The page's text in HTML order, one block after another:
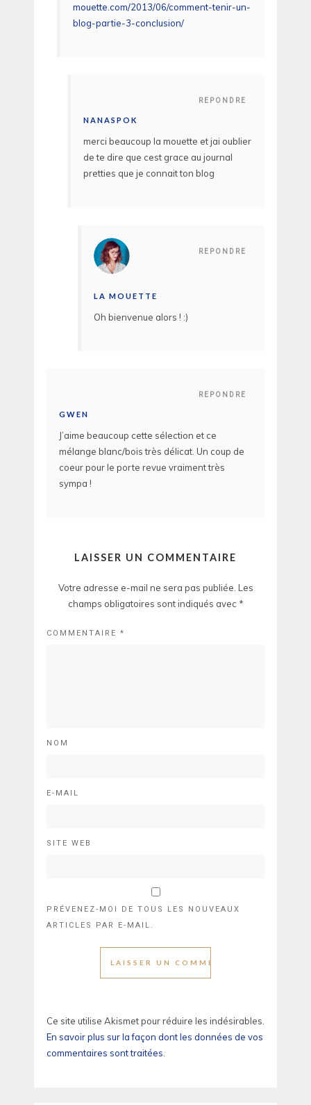
mouette.com/2013/06/comment-tenir-un-
blog-partie-3-conclusion/
REPONDRE
NANASPOK
merci beaucoup la mouette et jai oublier
de te dire que cest grace au journal
pretties que je connait ton blog
REPONDRE
LA MOUETTE
Oh bienvenue alors ! :)
REPONDRE
GWEN
J’aime beaucoup cette sélection et ce
mélange blanc/bois très délicat. Un coup de
coeur pour le porte revue vraiment très
sympa !
LAISSER UN COMMENTAIRE
Votre adresse e-mail ne sera pas publiée. Les
champs obligatoires sont indiqués avec *
COMMENTAIRE *
NOM
E-MAIL
SITE WEB
PRÉVENEZ-MOI DE TOUS LES NOUVEAUX
ARTICLES PAR E-MAIL.
Ce site utilise Akismet pour réduire les indésirables.
En savoir plus sur la façon dont les données de vos
commentaires sont traitées.